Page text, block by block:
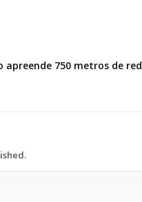
apreende 750 metros de